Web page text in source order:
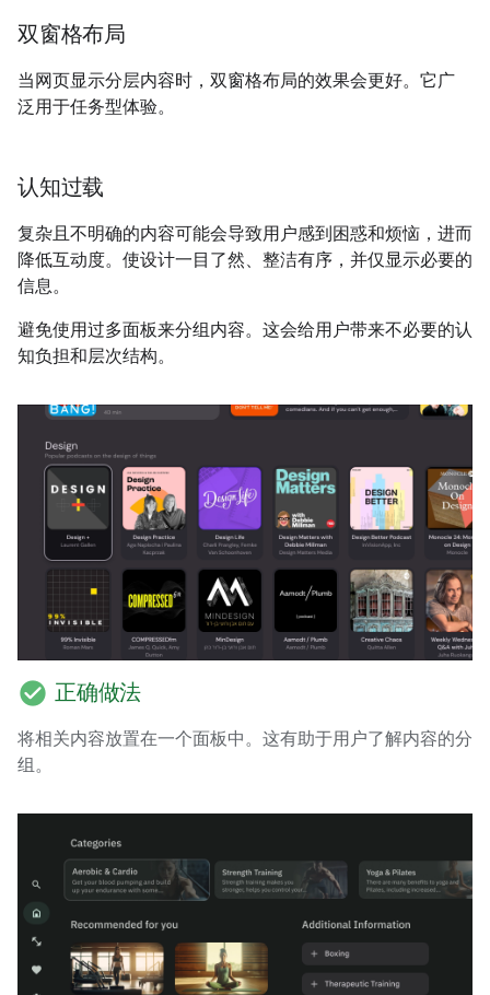
双窗格布局
当网页显示分层内容时，双窗格布局的效果会更好。它广
泛用于任务型体验。
认知过载
复杂且不明确的内容可能会导致用户感到困惑和烦恼，进而
降低互动度。使设计一目了然、整洁有序，并仅显示必要的
信息。
避免使用过多面板来分组内容。这会给用户带来不必要的认
知负担和层次结构。
check_circle 正确做法
将相关内容放置在一个面板中。这有助于用户了解内容的分
组。